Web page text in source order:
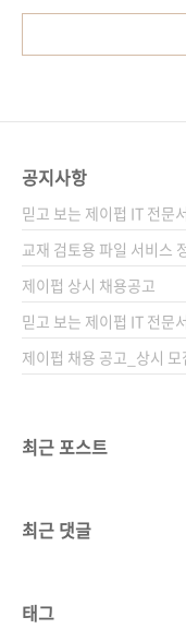
친 혼란을 막아야 한다는 외침
다. 도서 구매 사이트(가나다
고]..
력》 등, 도파민과 SNS의 폐
늘었습니다. 디지털 디톡스가
2020년 《월스트리트 저널》
에 알려진 자료에 의하면, 페
“페이스북의 알고리즘은 인
끌리는 성향을 악용한다”고
북 시스템..
공지사항
믿고 보는 제이펍 IT 전문
교재 검토용 파일 서비스
제이펍 상시 채용공고
믿고 보는 제이펍 IT 전문
제이펍 채용 공고_상시 모
최근 포스트
최근 댓글
태그